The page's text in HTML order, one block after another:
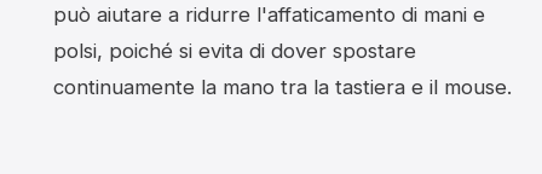
può aiutare a ridurre l'affaticamento di mani e
polsi, poiché si evita di dover spostare
continuamente la mano tra la tastiera e il mouse.